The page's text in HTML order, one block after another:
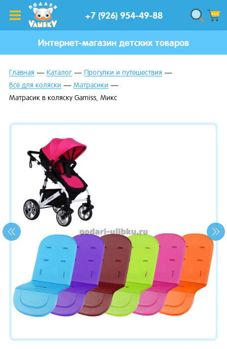
+7 (926) 954-49-88
Интернет-магазин детских товаров
Главная Каталог
Прогулки и путешествия
Всё для коляски
Матрасики
Матрасик в коляску Gamiss, Микс